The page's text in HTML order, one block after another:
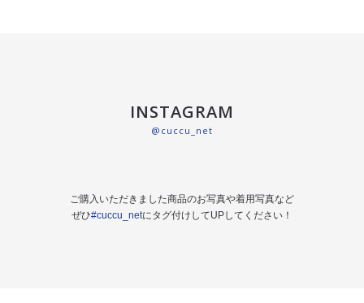
INSTAGRAM
@cuccu_net
ご購入いただきました商品のお写真や着用写真など
ぜひ#cuccu_netにタグ付けしてUPしてください！